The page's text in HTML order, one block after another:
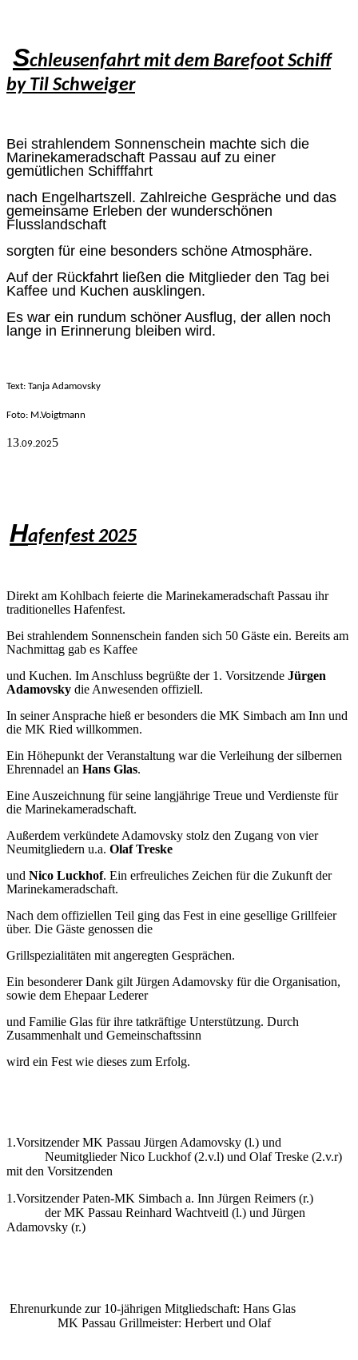
Schleusenfahrt mit dem Barefoot Schiff
by Til Schweiger
Bei strahlendem Sonnenschein machte sich die
Marinekameradschaft Passau auf zu einer
gemütlichen Schifffahrt
nach Engelhartszell. Zahlreiche Gespräche und das
gemeinsame Erleben der wunderschönen
Flusslandschaft
sorgten für eine besonders schöne Atmosphäre.
Auf der Rückfahrt ließen die Mitglieder den Tag bei
Kaffee und Kuchen ausklingen.
Es war ein rundum schöner Ausflug, der allen noch
lange in Erinnerung bleiben wird.
Text: Tanja Adamovsky
Foto: M.Voigtmann
13.09.2025
Hafenfest 2025
Direkt am Kohlbach feierte die Marinekameradschaft Passau ihr
traditionelles Hafenfest.
Bei strahlendem Sonnenschein fanden sich 50 Gäste ein. Bereits am
Nachmittag gab es Kaffee
und Kuchen. Im Anschluss begrüßte der 1. Vorsitzende Jürgen
Adamovsky die Anwesenden offiziell.
In seiner Ansprache hieß er besonders die MK Simbach am Inn und
die MK Ried willkommen.
Ein Höhepunkt der Veranstaltung war die Verleihung der silbernen
Ehrennadel an Hans Glas.
Eine Auszeichnung für seine langjährige Treue und Verdienste für
die Marinekameradschaft.
Außerdem verkündete Adamovsky stolz den Zugang von vier
Neumitgliedern u.a. Olaf Treske
und Nico Luckhof. Ein erfreuliches Zeichen für die Zukunft der
Marinekameradschaft.
Nach dem offiziellen Teil ging das Fest in eine gesellige Grillfeier
über. Die Gäste genossen die
Grillspezialitäten mit angeregten Gesprächen.
Ein besonderer Dank gilt Jürgen Adamovsky für die Organisation,
sowie dem Ehepaar Lederer
und Familie Glas für ihre tatkräftige Unterstützung. Durch
Zusammenhalt und Gemeinschaftssinn
wird ein Fest wie dieses zum Erfolg.
1.Vorsitzender MK Passau Jürgen Adamovsky (l.) und
Neumitglieder Nico Luckhof (2.v.l) und Olaf Treske (2.v.r)
mit den Vorsitzenden
1.Vorsitzender Paten-MK Simbach a. Inn Jürgen Reimers (r.)
der MK Passau Reinhard Wachtveitl (l.) und Jürgen
Adamovsky (r.)
Ehrenurkunde zur 10-jährigen Mitgliedschaft: Hans Glas
MK Passau Grillmeister: Herbert und Olaf